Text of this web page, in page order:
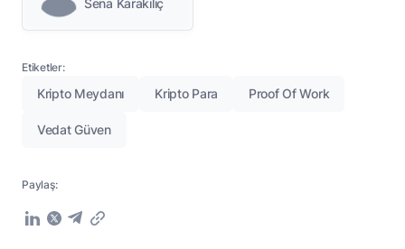
Paylaş:
Etiketler:
Kripto Meydanı Kripto Para Proof Of Work
Vedat Güven